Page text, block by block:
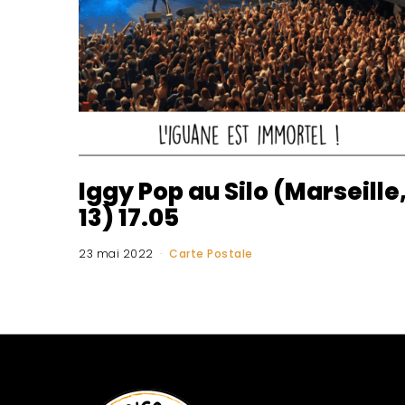
Iggy Pop au Silo
13) 17.05
23 mai 2022 Carte Postale